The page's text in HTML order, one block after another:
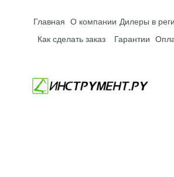
Главная
О компании
Гарантии
Как сделать заказ
Дилеры в